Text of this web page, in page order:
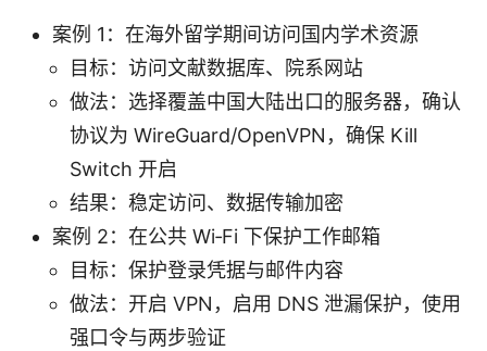
案例 1：在海外留学期间访问国内学术资源
目标：访问文献数据库、院系网站
做法：选择覆盖中国大陆出口的服务器，确认
协议为 WireGuard/OpenVPN，确保 Kill
Switch 开启
结果：稳定访问、数据传输加密
案例 2：在公共 Wi‑Fi 下保护工作邮箱
目标：保护登录凭据与邮件内容
做法：开启 VPN，启用 DNS 泄漏保护，使用
强口令与两步验证